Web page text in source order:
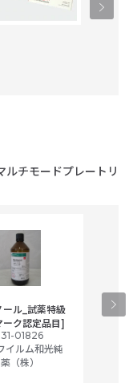
チモードプレートリ
ール_試薬特級
ーク認定品目]
01826
イルム和光純
薬（株）
ア